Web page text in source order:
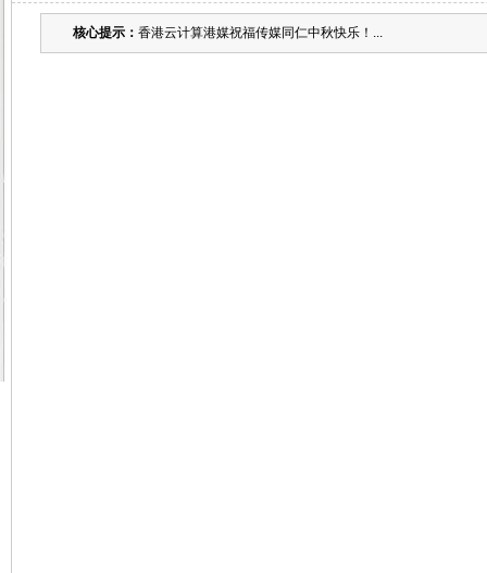
核心提示： 香港云计算港媒祝福传媒同仁中秋快乐！...